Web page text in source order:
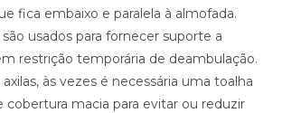
fica embaixo e paralela à almofada.
usados ​​para fornecer suporte a
restrição temporária de deambulação.
às vezes é necessária uma toalha
macia para evitar ou reduzir